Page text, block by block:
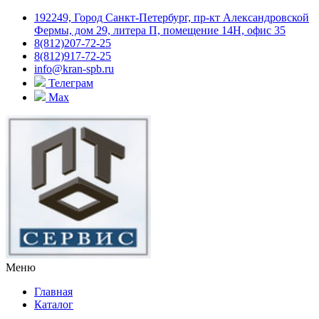
192249, Город Санкт-Петербург, пр-кт Александровской
Фермы, дом 29, литера П, помещение 14Н, офис 35
8(812)207-72-25
8(812)917-72-25
info@kran-spb.ru
Телеграм
Max
Меню
Главная
Каталог